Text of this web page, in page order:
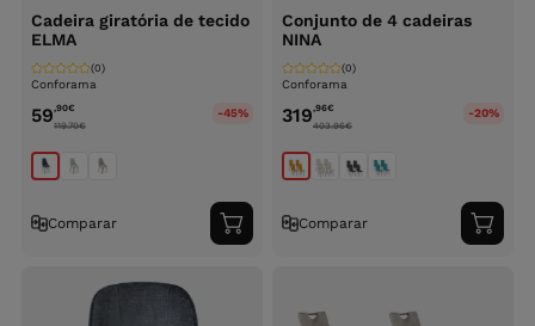
Cadeira giratória de tecido
ELMA
Conforama
(0)
59,90€
119.70€
-45%
Comparar
Adicionar
ao
Conjunto de 4 cadeiras
NINA
Conforama
(0)
319,96€
403.96€
-20%
Comparar
ao